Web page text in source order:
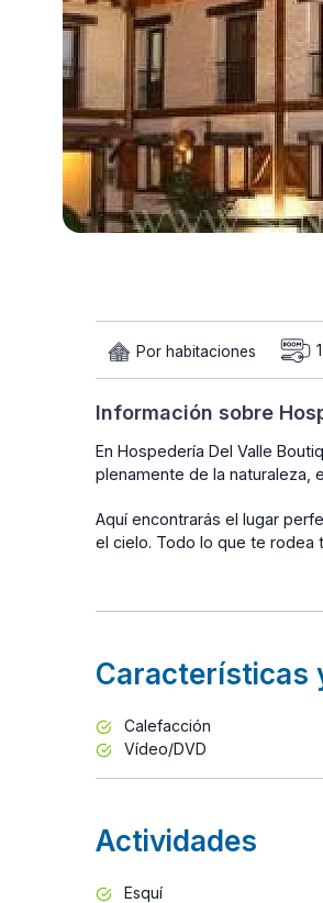
Por habitaciones
Información sobre
En Hospedería Del Valle
plenamente de la naturaleza,
Aquí encontrarás el lugar
el cielo. Todo lo que te rodea
Características
Calefacción
Vídeo/DVD
Actividades
Esquí